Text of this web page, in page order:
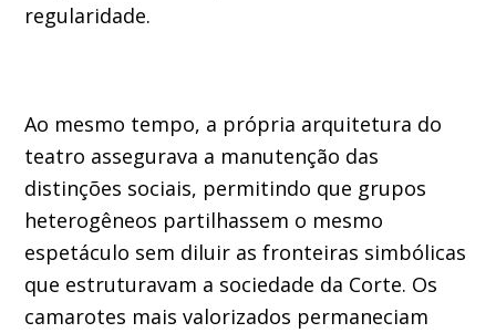
regularidade.
Ao mesmo tempo, a própria arquitetura do
teatro assegurava a manutenção das
distinções sociais, permitindo que grupos
heterogêneos partilhassem o mesmo
espetáculo sem diluir as fronteiras simbólicas
que estruturavam a sociedade da Corte. Os
camarotes mais valorizados permaneciam